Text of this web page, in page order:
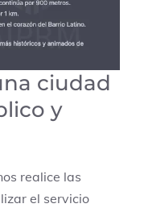
ciudad
y
realice las
el servicio